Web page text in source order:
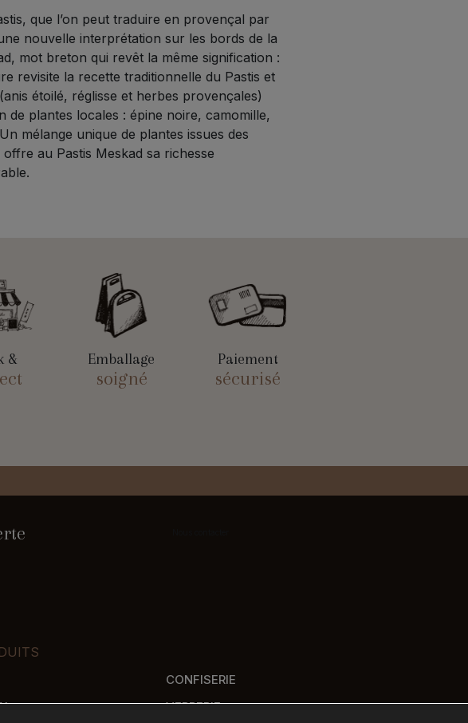
que l’on peut traduire en provençal par
nouvelle interprétation sur les bords de la
mot breton qui revêt la même signification :
revisite la recette traditionnelle du Pastis et
étoilé, réglisse et herbes provençales)
de plantes locales : épine noire, camomille,
mélange unique de plantes issues des
au Pastis Meskad sa richesse
& Emballage
soigné
Paiement
sécurisé
CONFISERIE
VERRERIE